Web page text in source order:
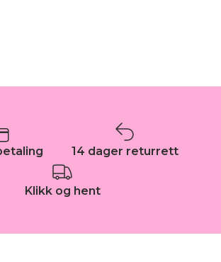
14 dager returrett
Klikk og hent